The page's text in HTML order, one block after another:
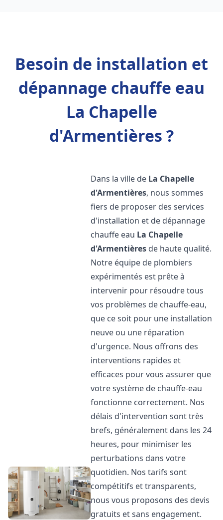
Besoin de installation et
dépannage chauffe eau
La Chapelle
d'Armentières ?
Dans la ville de La Chapelle
d'Armentières, nous sommes
fiers de proposer des services
d'installation et de dépannage
chauffe eau La Chapelle
d'Armentières de haute qualité.
Notre équipe de plombiers
expérimentés est prête à
intervenir pour résoudre tous
vos problèmes de chauffe-eau,
que ce soit pour une installation
neuve ou une réparation
d'urgence. Nous offrons des
interventions rapides et
efficaces pour vous assurer que
votre système de chauffe-eau
fonctionne correctement. Nos
délais d'intervention sont très
brefs, généralement dans les 24
heures, pour minimiser les
perturbations dans votre
quotidien. Nos tarifs sont
compétitifs et transparents,
nous vous proposons des devis
gratuits et sans engagement.